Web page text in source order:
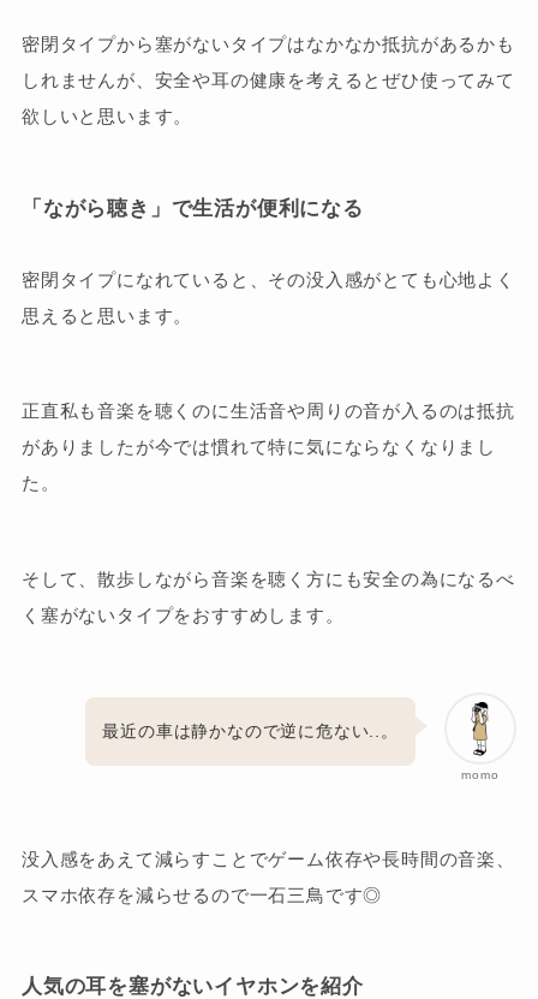
密閉タイプから塞がないタイプはなかなか抵抗があるかも
しれませんが、安全や耳の健康を考えるとぜひ使ってみて
欲しいと思います。
「ながら聴き」で生活が便利になる
密閉タイプになれていると、その没入感がとても心地よく
思えると思います。
正直私も音楽を聴くのに生活音や周りの音が入るのは抵抗
がありましたが今では慣れて特に気にならなくなりまし
た。
そして、散歩しながら音楽を聴く方にも安全の為になるべ
く塞がないタイプをおすすめします。
momo
最近の車は静かなので逆に危ない..。
没入感をあえて減らすことでゲーム依存や長時間の音楽、
スマホ依存を減らせるので一石三鳥です◎
人気の耳を塞がないイヤホンを紹介